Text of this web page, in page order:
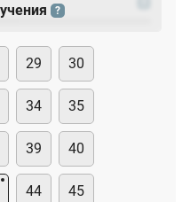
?
29 30
34 35
39 40
44 45